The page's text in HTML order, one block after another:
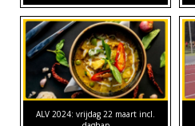
ALV 2024: vrijdag 22 maart incl.